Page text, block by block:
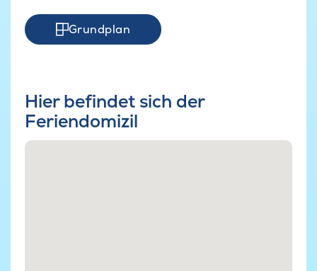
Grundplan
Hier befindet sich der
Feriendomizil